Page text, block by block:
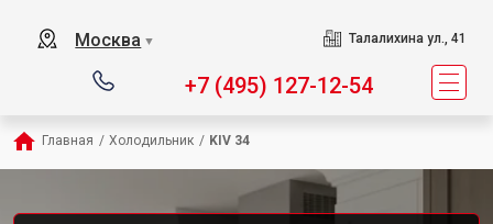
Москва ▼ Талалихина ул., 41
+7 (495) 127-12-54
Главная / Холодильник / KIV 34